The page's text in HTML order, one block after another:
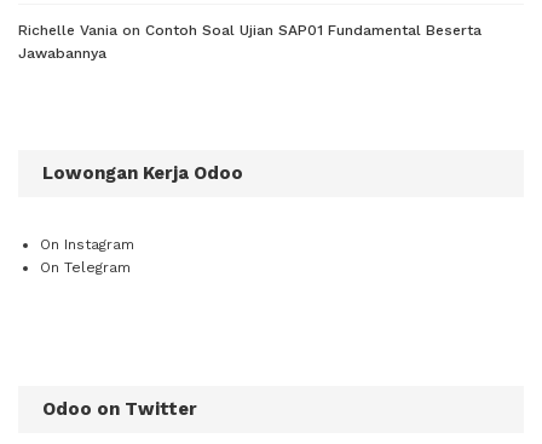
Richelle Vania on Contoh Soal Ujian SAP01 Fundamental Beserta
Jawabannya
Lowongan Kerja Odoo
On Instagram
On Telegram
Odoo on Twitter